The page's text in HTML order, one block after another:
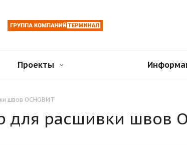
Проекты
швов ОСНОВИТ
для расшивки швов